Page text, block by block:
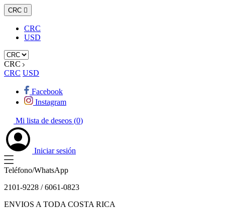
CRC 
CRC
USD
CRC
CRC USD
Facebook
Instagram
Mi lista de deseos (0)
Iniciar sesión
Teléfono/WhatsApp
2101-9228 / 6061-0823
ENVIOS A TODA COSTA RICA